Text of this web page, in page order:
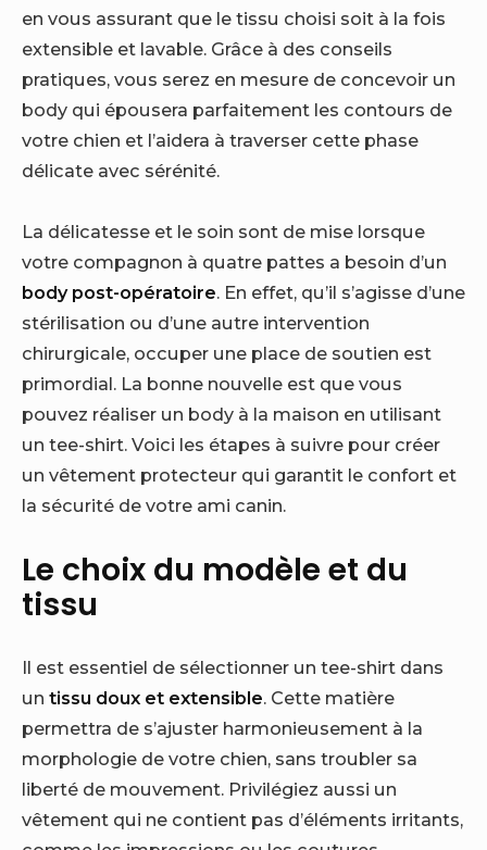
en vous assurant que le tissu choisi soit à la fois
extensible et lavable. Grâce à des conseils
pratiques, vous serez en mesure de concevoir un
body qui épousera parfaitement les contours de
votre chien et l’aidera à traverser cette phase
délicate avec sérénité.
La délicatesse et le soin sont de mise lorsque
votre compagnon à quatre pattes a besoin d’un
body post-opératoire. En effet, qu’il s’agisse d’une
stérilisation ou d’une autre intervention
chirurgicale, occuper une place de soutien est
primordial. La bonne nouvelle est que vous
pouvez réaliser un body à la maison en utilisant
un tee-shirt. Voici les étapes à suivre pour créer
un vêtement protecteur qui garantit le confort et
la sécurité de votre ami canin.
Le choix du modèle et du
tissu
Il est essentiel de sélectionner un tee-shirt dans
un tissu doux et extensible. Cette matière
permettra de s’ajuster harmonieusement à la
morphologie de votre chien, sans troubler sa
liberté de mouvement. Privilégiez aussi un
vêtement qui ne contient pas d’éléments irritants,